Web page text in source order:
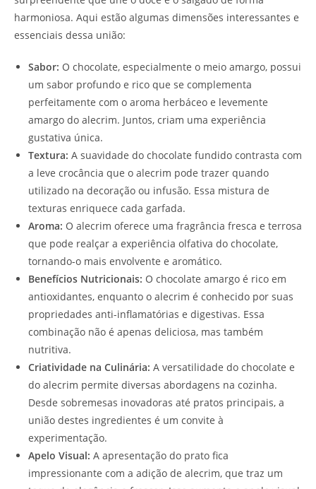
harmoniosa. Aqui estão algumas dimensões interessantes e
essenciais dessa união:
Sabor: O chocolate, especialmente o meio amargo, possui
um sabor profundo e rico que se complementa
perfeitamente com o aroma herbáceo e levemente
amargo do alecrim. Juntos, criam uma experiência
gustativa única.
Textura: A suavidade do chocolate fundido contrasta com
a leve crocância que o alecrim pode trazer quando
utilizado na decoração ou infusão. Essa mistura de
texturas enriquece cada garfada.
Aroma: O alecrim oferece uma fragrância fresca e terrosa
que pode realçar a experiência olfativa do chocolate,
tornando-o mais envolvente e aromático.
Benefícios Nutricionais: O chocolate amargo é rico em
antioxidantes, enquanto o alecrim é conhecido por suas
propriedades anti-inflamatórias e digestivas. Essa
combinação não é apenas deliciosa, mas também
nutritiva.
Criatividade na Culinária: A versatilidade do chocolate e
do alecrim permite diversas abordagens na cozinha.
Desde sobremesas inovadoras até pratos principais, a
união destes ingredientes é um convite à
experimentação.
Apelo Visual: A apresentação do prato fica
impressionante com a adição de alecrim, que traz um